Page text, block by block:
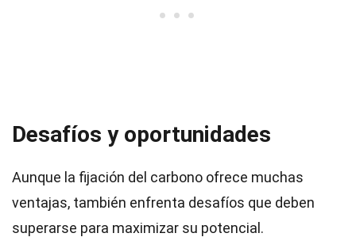
Desafíos y oportunidades
Aunque la fijación del carbono ofrece muchas
ventajas, también enfrenta desafíos que deben
superarse para maximizar su potencial.